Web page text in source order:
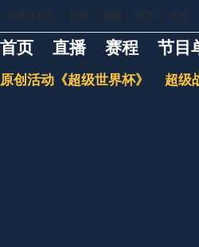
央视网首页 视频
首页 直播 赛程 节目
原创活动《超级世界杯》 超级